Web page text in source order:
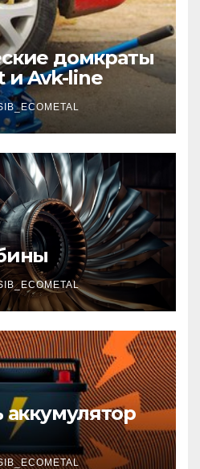
домкраты
и Avk-line
аккумулятор